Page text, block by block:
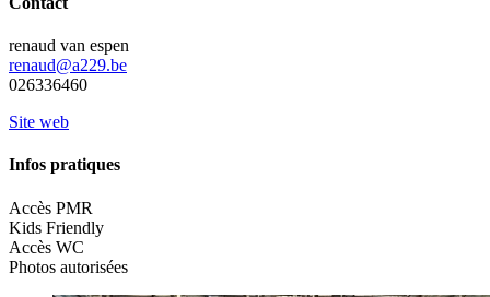
renaud van espen
renaud@a229.be
026336460
Site web
Infos pratiques
Accès PMR
Kids Friendly
Accès WC
Photos autorisées